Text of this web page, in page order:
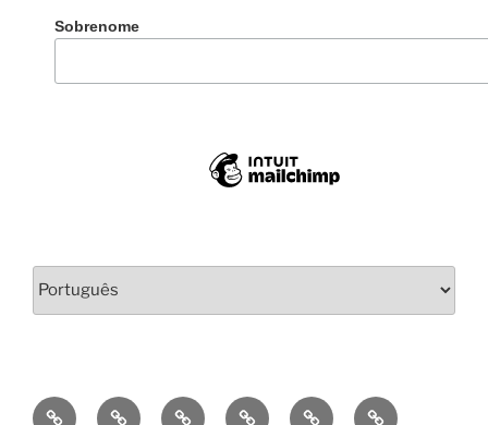
Sobrenome
Bio Criações/Works
ProjetosContactos/Contacts
PortuguêsEnglish